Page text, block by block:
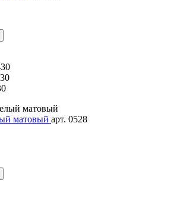
матовый арт. 0528